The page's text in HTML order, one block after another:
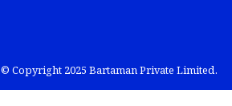
© Copyright 2025 Bartaman Private Limited.